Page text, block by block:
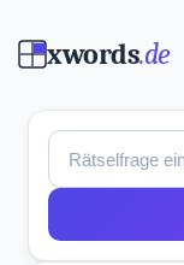
xwords.de